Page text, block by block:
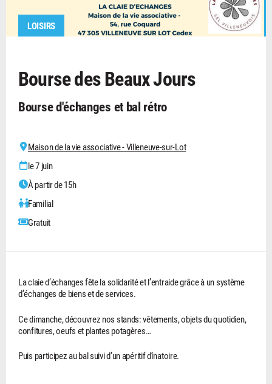
LOISIRS
Bourse des Beaux Jours
Bourse d'échanges et bal rétro
Maison de la vie associative - Villeneuve-sur-Lot
le 7 juin
À partir de 15h
Familial
Gratuit
La claie d’échanges fête la solidarité et l’entraide grâce à un système
d’échanges de biens et de services.
Ce dimanche, découvrez nos stands: vêtements, objets du quotidien,
confitures, oeufs et plantes potagères…
Puis participez au bal suivi d’un apéritif dînatoire.